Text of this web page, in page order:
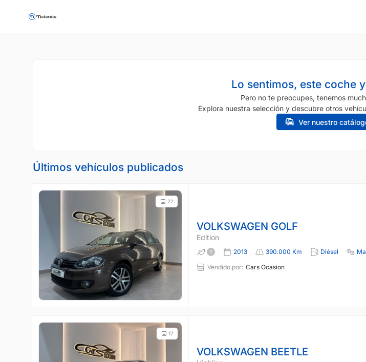
Lo sentimos, este coche
Pero no te preocupes, tenemos
Explora nuestra selección y descubre otros
Ver nuestro
Últimos vehículos publicados
22
VOLKSWAGEN GOLF
Edition
2013 390.000 Km Diésel
Vendido por: Cars Ocasion
17
VOLKSWAGEN BEETLE